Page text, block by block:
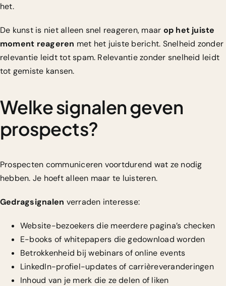
het.
De kunst is niet alleen snel reageren, maar op het juiste
moment reageren met het juiste bericht. Snelheid zonder
relevantie leidt tot spam. Relevantie zonder snelheid leidt
tot gemiste kansen.
Welke signalen geven
prospects?
Prospecten communiceren voortdurend wat ze nodig
hebben. Je hoeft alleen maar te luisteren.
Gedragsignalen verraden interesse:
Website-bezoekers die meerdere pagina’s checken
E-books of whitepapers die gedownload worden
Betrokkenheid bij webinars of online events
LinkedIn-profiel-updates of carrièreveranderingen
Inhoud van je merk die ze delen of liken